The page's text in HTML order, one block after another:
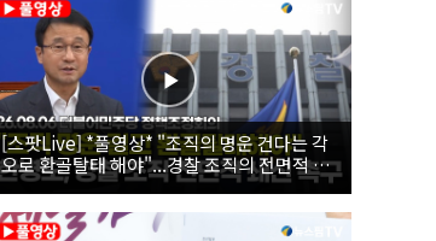
[스팟Live] *풀영상* "조직의 명운 건다는 각
오로 환골탈태 해야"...경찰 조직의 전면적 쇄
신 촉구한 한병도 | 26.08.06 더불어민주당 정
책조정회의